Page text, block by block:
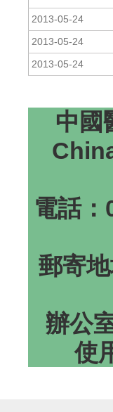
2013-05-24
2013-05-24
2013-05-24
中國
電話
郵寄
辦公
使